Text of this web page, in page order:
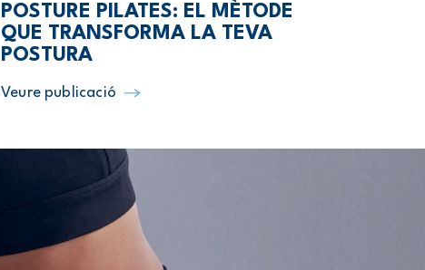
POSTURE PILATES: EL MÈTODE
QUE TRANSFORMA LA TEVA
POSTURA
Veure publicació